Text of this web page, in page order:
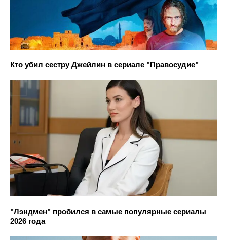
Кто убил сестру Джейлин в сериале "Правосудие"
"Лэндмен" пробился в самые популярные сериалы
2026 года